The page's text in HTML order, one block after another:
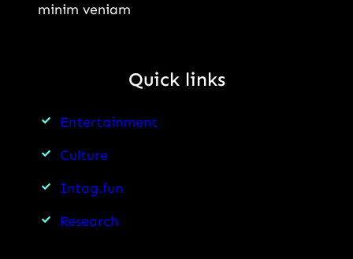
minim veniam
Quick links
Entertainment
Culture
Intag.fun
Research